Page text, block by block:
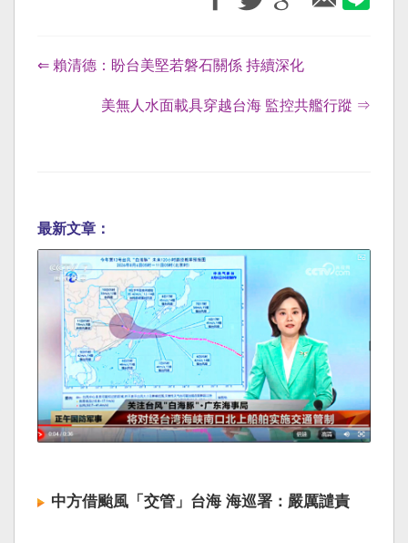
⇐ 賴清德：盼台美堅若磐石關係 持續深化
美無人水面載具穿越台海 監控共艦行蹤 ⇒
最新文章：
中方借颱風「交管」台海 海巡署：嚴厲譴責